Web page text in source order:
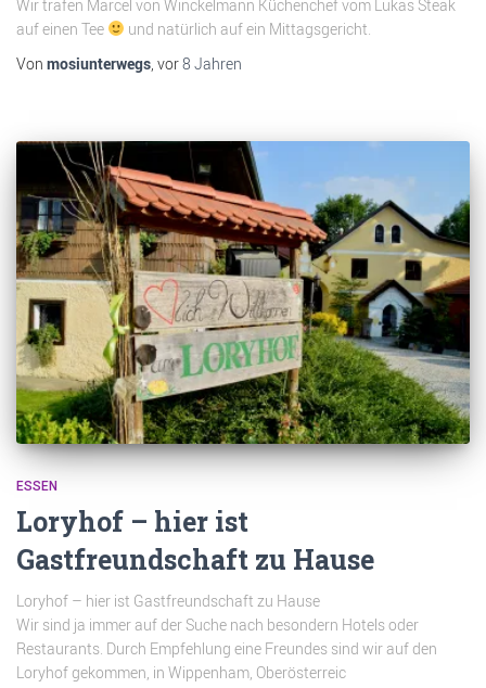
Wir trafen Marcel von Winckelmann Küchenchef vom Lukas Steak
auf einen Tee
und natürlich auf ein Mittagsgericht.
Von mosiunterwegs, vor8 Jahren
ESSEN
Loryhof – hier ist
Gastfreundschaft zu Hause
Loryhof – hier ist Gastfreundschaft zu Hause
Wir sind ja immer auf der Suche nach besondern Hotels oder
Restaurants. Durch Empfehlung eine Freundes sind wir auf den
Loryhof gekommen, in Wippenham, Oberösterreic